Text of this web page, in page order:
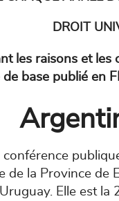
DROIT
les raisons et
base publié en
conférence
de la Province de
Elle est